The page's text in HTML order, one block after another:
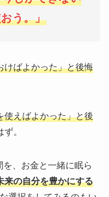
う。」
けばよかった」と後悔
使えばよかった」と後
ず。
、お金と一緒に眠ら
来の自分を豊かにする